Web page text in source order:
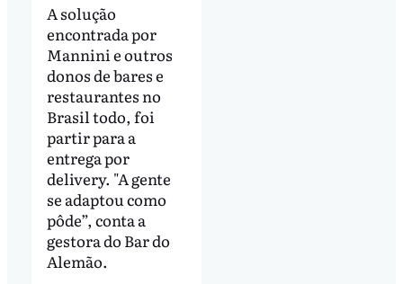
A solução
encontrada por
Mannini e outros
donos de bares e
restaurantes no
Brasil todo, foi
partir para a
entrega por
delivery. "A gente
se adaptou como
pôde”, conta a
gestora do Bar do
Alemão.